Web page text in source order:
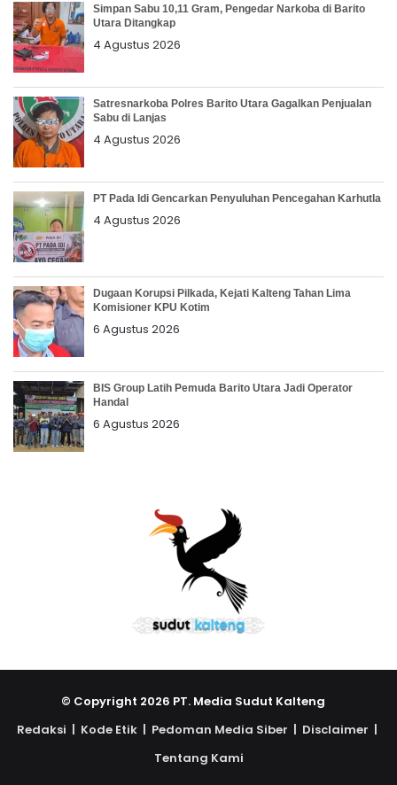
Simpan Sabu 10,11 Gram, Pengedar Narkoba di Barito
Utara Ditangkap
4 Agustus 2026
Satresnarkoba Polres Barito Utara Gagalkan Penjualan
Sabu di Lanjas
4 Agustus 2026
PT Pada Idi Gencarkan Penyuluhan Pencegahan Karhutla
4 Agustus 2026
Dugaan Korupsi Pilkada, Kejati Kalteng Tahan Lima
Komisioner KPU Kotim
6 Agustus 2026
BIS Group Latih Pemuda Barito Utara Jadi Operator
Handal
6 Agustus 2026
© Copyright 2026 PT. Media Sudut Kalteng
Redaksi | Kode Etik | Pedoman Media Siber | Disclaimer |
Tentang Kami